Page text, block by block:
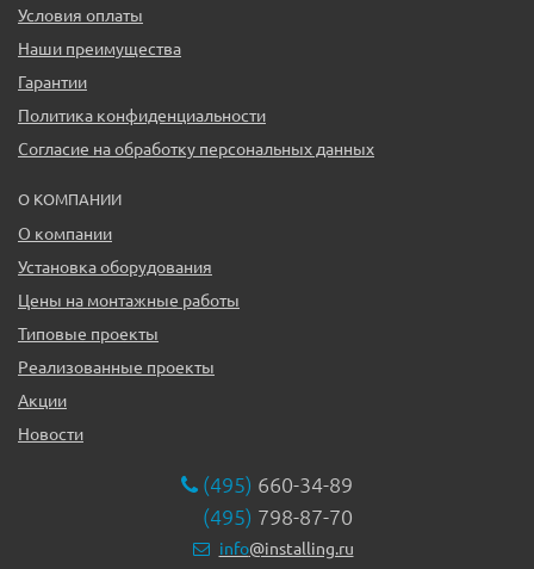
Условия оплаты
Наши преимущества
Гарантии
Политика конфиденциальности
Согласие на обработку персональных данных
О КОМПАНИИ
О компании
Установка оборудования
Цены на монтажные работы
Типовые проекты
Реализованные проекты
Акции
Новости
(495) 660-34-89
(495) 798-87-70
info@installing.ru